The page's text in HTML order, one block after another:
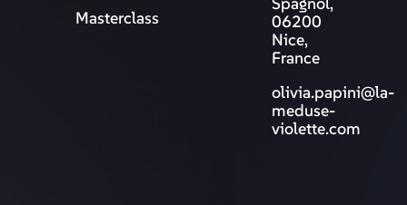
Masterclass
06200
Nice,
France
olivia.papini@la-
meduse-
violette.com